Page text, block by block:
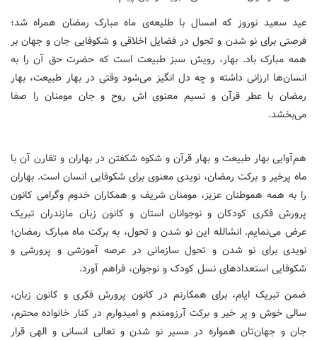
عید سعید نوروز که امسال با طلیعه‌ی ماه مبارک رمضان همراه شد؛
فرصتی برای نو شدن و تحول در فضایل اخلاقی و شکوفایی جان و جهان بر
همه مبارک باد. بهار، رویش سبز طبیعت است که حضرت حق آن را به
انسان‌ها ارزانی داشته و چه دل انگیز می‌شود وقتی در بهار طبیعت، بهار
رمضان با عطر قرآن و نسیم معنوی اش روح و جان مومنان را صفا
می‌بخشد.
هم‌آوایی بهار طبیعت و بهار قرآن و شکوه شکفتن در بهاران و تقارن آن با
ماه پرخیر و برکت رمضان، نویدی معنوی برای شکوفایی انسان است. بهاران
را به همه هموطنان عزیز، مومنان شریف و همکاران خدوم وگرامی کانون
پرورش فکری کودکان و نوجوانان استان و کانون زبان مازندران تبریک
عرض می‌نمایم. انشالله این نو شدن و تحول، به برکت ماه مبارک رمضان؛
نویدی برای نو شدن و تحول سازمانی در عرصه آموزشی و پرورشی و
شکوفایی استعدادهای نسل کودک و نوجوان، فراهم آورد.
ضمن تبریک ایام، برای همکارنم در کانون پرورش فکری و کانون زبان،
سالی خوش و پر خیر و برکت آرزومندم و امیدوارم در کنار خانواده محترم،
جان و جهان‌تان همواره در مسیر نو شدن و تعالی انسانی و الهی قرار